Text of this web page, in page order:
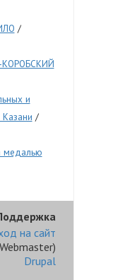
КОРОБСКИЙ
и
Казани
медалью
на сайт
Drupal